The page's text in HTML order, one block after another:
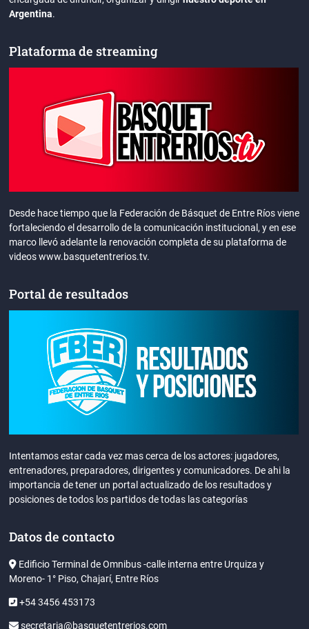
Argentina.
Plataforma de streaming
Desde hace tiempo que la Federación de Básquet de Entre Ríos viene
fortaleciendo el desarrollo de la comunicación institucional, y en ese
marco llevó adelante la renovación completa de su plataforma de
videos www.basquetentrerios.tv.
Portal de resultados
Intentamos estar cada vez mas cerca de los actores: jugadores,
entrenadores, preparadores, dirigentes y comunicadores. De ahi la
importancia de tener un portal actualizado de los resultados y
posiciones de todos los partidos de todas las categorías
Datos de contacto
Edificio Terminal de Omnibus -calle interna entre Urquiza y
Moreno- 1° Piso, Chajarí, Entre Ríos
+54 3456 453173
secretaria@basquetentrerios.com